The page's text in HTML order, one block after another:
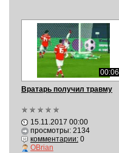
00:06
Вратарь получил травму
15.11.2017 00:00
просмотры: 2134
комментарии:0
OBrian